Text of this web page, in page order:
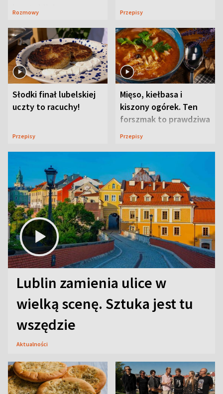
ją w Lublinie
Rozmowy Przepisy
Słodki finał lubelskiej
uczty to racuchy!
Przepisy
Mięso, kiełbasa i
kiszony ogórek. Ten
forszmak to prawdziwa
uczta
Przepisy
Lublin zamienia ulice w
wielką scenę. Sztuka jest tu
wszędzie
Aktualności